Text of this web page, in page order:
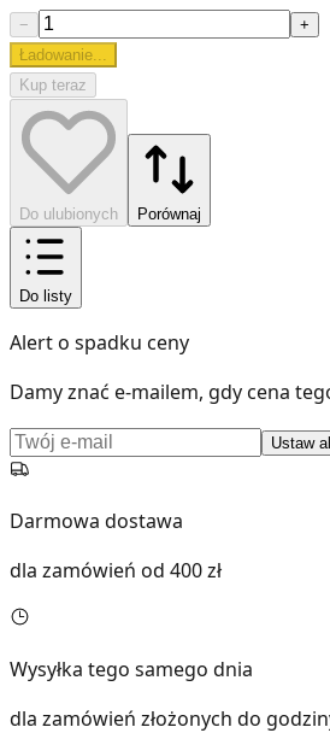
−
+
Ładowanie...
Kup teraz
Do ulubionych Porównaj
Do listy
Alert o spadku ceny
Damy znać e-mailem, gdy cena
Ustaw
Darmowa dostawa
dla zamówień od 400 zł
Wysyłka tego samego dnia
dla zamówień złożonych do